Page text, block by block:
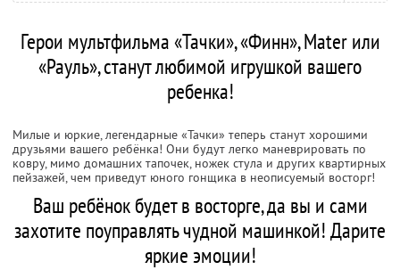
Герои мультфильма «Тачки», «Финн», Mater или
«Рауль», станут любимой игрушкой вашего
ребенка!
Милые и юркие, легендарные «Тачки» теперь станут хорошими
друзьями вашего ребёнка! Они будут легко маневрировать по
ковру, мимо домашних тапочек, ножек стула и других квартирных
пейзажей, чем приведут юного гонщика в неописуемый восторг!
Ваш ребёнок будет в восторге, да вы и сами
захотите поуправлять чудной машинкой! Дарите
яркие эмоции!